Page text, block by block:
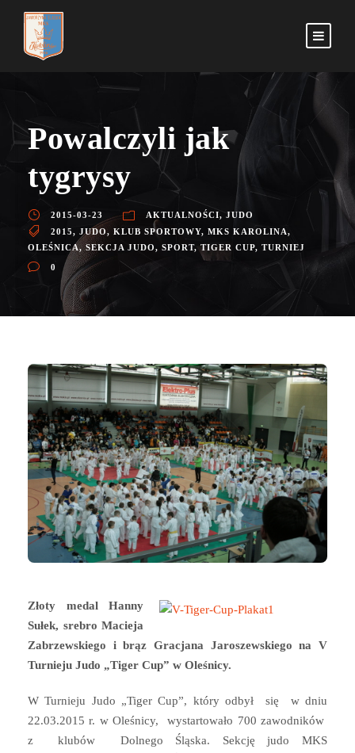
Powalczyli jak
tygrysy
2015-03-23 AKTUALNOŚCI, JUDO
2015, JUDO, KLUB SPORTOWY, MKS KAROLINA,
OLEŚNICA, SEKCJA JUDO, SPORT, TIGER CUP, TURNIEJ
0
Złoty medal Hanny
Sułek, srebro Macieja
Zabrzewskiego i brąz Gracjana Jaroszewskiego na V
Turnieju Judo „Tiger Cup” w Oleśnicy.
W Turnieju Judo „Tiger Cup”, który odbył się w dniu
22.03.2015 r. w Oleśnicy, wystartowało 700 zawodników
z klubów Dolnego Śląska. Sekcję judo MKS